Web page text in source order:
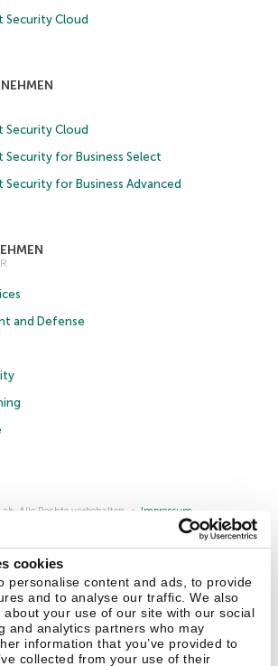
cookies
personalise content and ads, to provide
and to analyse our traffic. We also
your use of our site with our social
and analytics partners who may
information that you’ve provided to
collected from your use of their
Security Cloud
Security Cloud
Security for Business Select
Security for Business Advanced
and Defense
Alle Rechte vorbehalten.
Impressum
Lizenzvereinbarung B2B
Blog
Weitere Informationen
Blog Enzyklopädie